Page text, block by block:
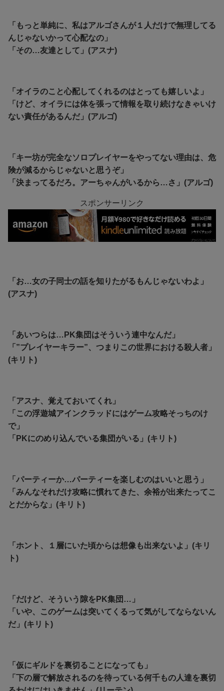
「もっと単純に、私はアルゴさんが１人だけで無理してる
んじゃないかって心配なの」
「その…友達として」(アスナ)
「オイラのこと心配してくれるのはとっても嬉しいよ」
「けど、オイラには体を張って情報を取り続けなきゃいけ
ない責任があるんだ」(アルゴ)
「キー坊が完全なソロプレイヤーをやってない理由は、危
険が減るからじゃないと思うぞ」
「決まってるだろ。アーちゃんがいるから…さ」(アルゴ)
スポンサーリンク
「お…女の子同士の話を知りたがるもんじゃないわよ」
(アスナ)
「あいつらは…PK集団はそういう連中なんだ」
「”プレイヤーキラー”、つまりこの世界における殺人者」
(キリト)
「アスナ、覚えておいてくれ」
「この浮遊城アインクラッドにはゲーム攻略そっちのけ
で」
「PKにのめり込んでいる集団がいる」(キリト)
「パーティーか…パーティーを楽しむのはいいと思う」
「みんなそれだけ攻略に慣れてきた、余裕が出来たってこ
とだからな」(キリト)
「ホント、１層にいた頃からは想像も出来ないよ」(キリ
ト)
「だけど、そういう隙をPK集団…」
「いや、このゲームは突いてくるって気がしてならないん
だ」(キリト)
「仮にギルドを裏切ることになっても」
「下の層で解放されるのを待っている何千もの人達を裏切